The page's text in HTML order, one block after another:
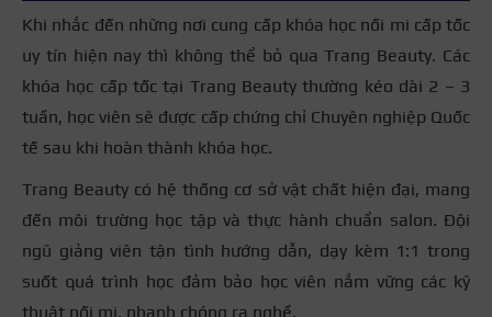
Khi nhắc đến những nơi cung cấp khóa học nối mi cấp tốc
uy tín hiện nay thì không thể bỏ qua Trang Beauty. Các
khóa học cấp tốc tại Trang Beauty thường kéo dài 2 – 3
tuần, học viên sẽ được cấp chứng chỉ Chuyên nghiệp Quốc
tế sau khi hoàn thành khóa học.
Trang Beauty có hệ thống cơ sở vật chất hiện đại, mang
đến môi trường học tập và thực hành chuẩn salon. Đội
ngũ giảng viên tận tình hướng dẫn, dạy kèm 1:1 trong
suốt quá trình học đảm bảo học viên nắm vững các kỹ
thuật nối mi, nhanh chóng ra nghề.